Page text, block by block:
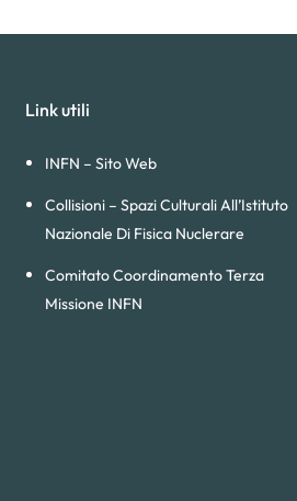
Link utili
INFN – Sito Web
Collisioni – Spazi Culturali All’Istituto
Nazionale Di Fisica Nuclerare
Comitato Coordinamento Terza
Missione INFN